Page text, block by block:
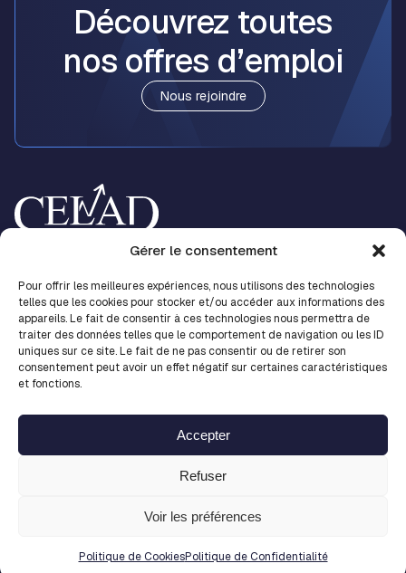
Gérer le consentement
Pour offrir les meilleures expériences, nous utilisons des technologies
telles que les cookies pour stocker et/ou accéder aux informations des
appareils. Le fait de consentir à ces technologies nous permettra de
traiter des données telles que le comportement de navigation ou les ID
uniques sur ce site. Le fait de ne pas consentir ou de retirer son
consentement peut avoir un effet négatif sur certaines caractéristiques
et fonctions.
Accepter
Refuser
Voir les préférences
Politique de CookiesPolitique de Confidentialité
Découvrez toutes
nos offres d’emploi
Nous rejoindre
Nos solutions
CELAD
Les news
Contact
Fiches métiers
LinkedIn